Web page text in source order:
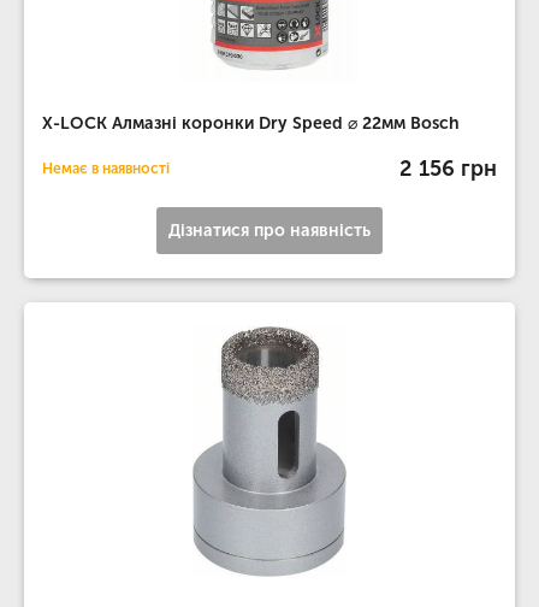
X-LOCK Алмазні коронки Dry Speed ​​⌀ 22мм Bosch
Немає в наявності 2 156 грн
Дізнатися про наявність